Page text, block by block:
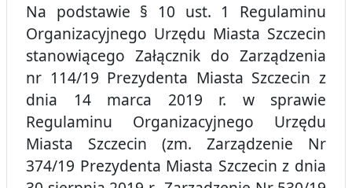
Na podstawie § 10 ust. 1 Regulaminu
Organizacyjnego Urzędu Miasta Szczecin
stanowiącego Załącznik do Zarządzenia
nr 114/19 Prezydenta Miasta Szczecin z
dnia 14 marca 2019 r. w sprawie
Regulaminu Organizacyjnego Urzędu
Miasta Szczecin (zm. Zarządzenie Nr
374/19 Prezydenta Miasta Szczecin z dnia